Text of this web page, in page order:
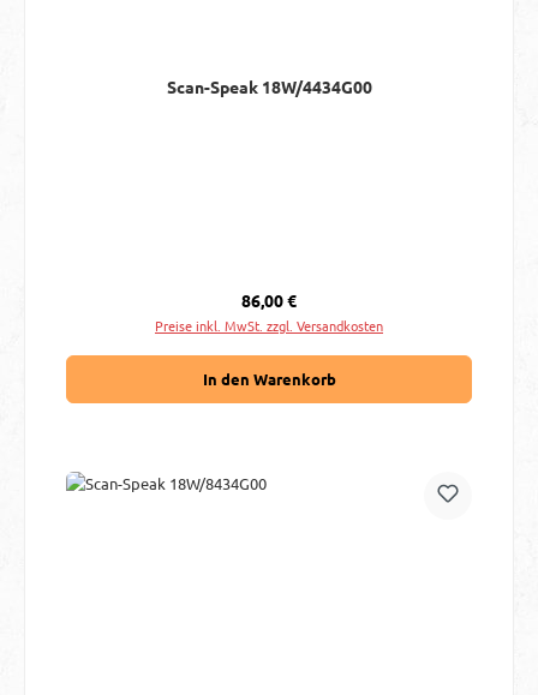
Scan-Speak 18W/4434G00
Regulärer Preis:
86,00 €
Preise inkl. MwSt. zzgl. Versandkosten
In den Warenkorb